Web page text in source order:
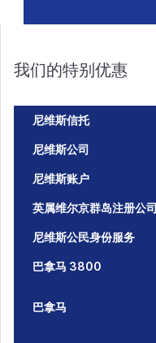
我们的特别优惠
尼维斯信托
尼维斯公司
尼维斯账户
英属维尔京群岛注册公司
尼维斯公民身份服务
巴拿马 3800
巴拿马